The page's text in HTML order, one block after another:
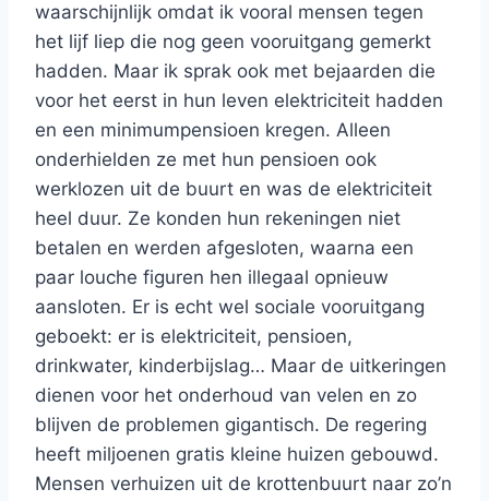
waarschijnlijk omdat ik vooral mensen tegen
het lijf liep die nog geen vooruitgang gemerkt
hadden. Maar ik sprak ook met bejaarden die
voor het eerst in hun leven elektriciteit hadden
en een minimumpensioen kregen. Alleen
onderhielden ze met hun pensioen ook
werklozen uit de buurt en was de elektriciteit
heel duur. Ze konden hun rekeningen niet
betalen en werden afgesloten, waarna een
paar louche figuren hen illegaal opnieuw
aansloten. Er is echt wel sociale vooruitgang
geboekt: er is elektriciteit, pensioen,
drinkwater, kinderbijslag… Maar de uitkeringen
dienen voor het onderhoud van velen en zo
blijven de problemen gigantisch. De regering
heeft miljoenen gratis kleine huizen gebouwd.
Mensen verhuizen uit de krottenbuurt naar zo’n